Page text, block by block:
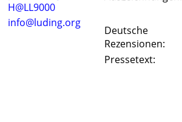
H@LL9000
info@luding.org
Deutsche
Rezensionen:
Pressetext: